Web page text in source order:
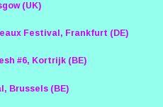
(UK)
Festival, Frankfurt (DE)
#6, Kortrijk (BE)
Brussels (BE)